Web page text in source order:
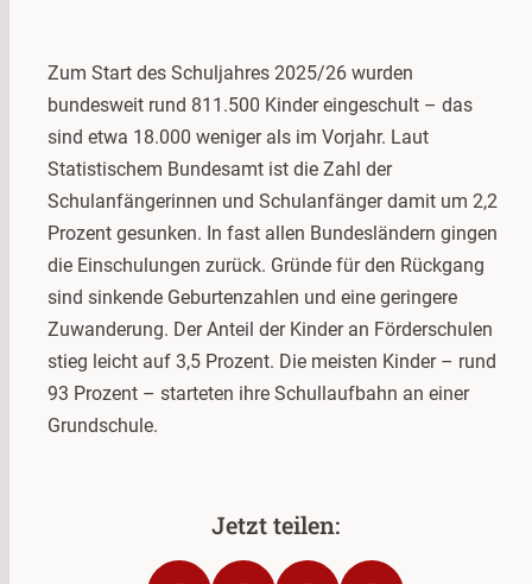
Zum Start des Schuljahres 2025/26 wurden
bundesweit rund 811.500 Kinder eingeschult – das
sind etwa 18.000 weniger als im Vorjahr. Laut
Statistischem Bundesamt ist die Zahl der
Schulanfängerinnen und Schulanfänger damit um 2,2
Prozent gesunken. In fast allen Bundesländern gingen
die Einschulungen zurück. Gründe für den Rückgang
sind sinkende Geburtenzahlen und eine geringere
Zuwanderung. Der Anteil der Kinder an Förderschulen
stieg leicht auf 3,5 Prozent. Die meisten Kinder – rund
93 Prozent – starteten ihre Schullaufbahn an einer
Grundschule.